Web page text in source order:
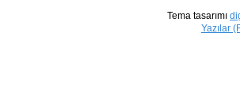
Tema tasarımı
Yazılar